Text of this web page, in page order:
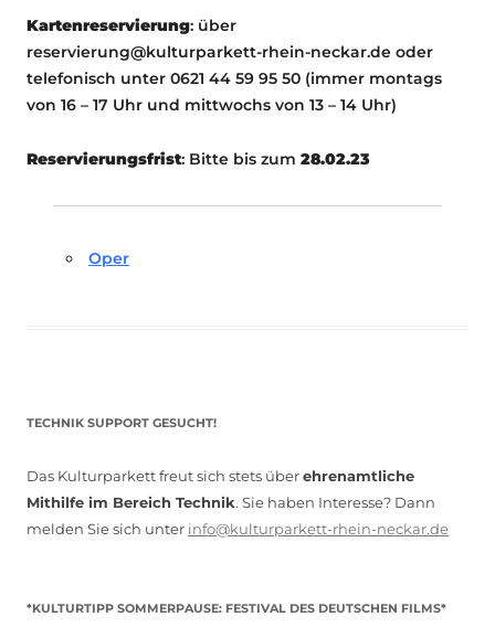
Kartenreservierung: über
reservierung@kulturparkett-rhein-neckar.de oder
telefonisch unter 0621 44 59 95 50 (immer montags
von 16 – 17 Uhr und mittwochs von 13 – 14 Uhr)
Reservierungsfrist: Bitte bis zum 28.02.23
Oper
TECHNIK SUPPORT GESUCHT!
Das Kulturparkett freut sich stets überehrenamtliche
Mithilfe im Bereich Technik. Sie haben Interesse? Dann
melden Sie sich unter info@kulturparkett-rhein-neckar.de
*KULTURTIPP SOMMERPAUSE: FESTIVAL DES DEUTSCHEN FILMS*